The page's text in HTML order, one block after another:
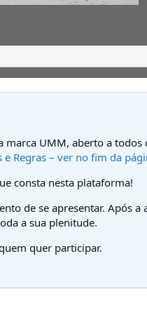
UMM, aberto a
e Regras – ver no fim da
consta nesta plataforma!
de se apresentar. Após a
a sua plenitude.
quer participar.